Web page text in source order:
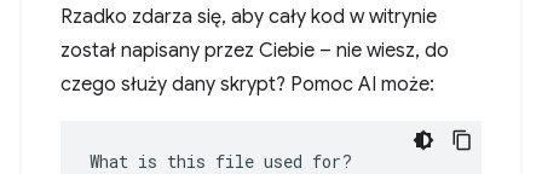
Rzadko zdarza się, aby cały kod w witrynie
został napisany przez Ciebie – nie wiesz, do
czego służy dany skrypt? Pomoc AI może:
What is this file used for?